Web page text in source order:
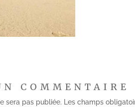
COMMENTAIRE
sera pas publiée. Les champs